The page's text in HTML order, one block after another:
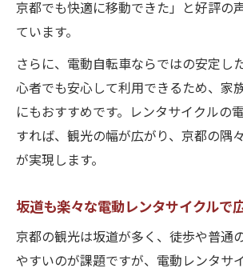
京都でも快適に移動できた」と好評の
ています。
さらに、電動自転車ならではの安定し
心者でも安心して利用できるため、家
にもおすすめです。レンタサイクルの
すれば、観光の幅が広がり、京都の隅
が実現します。
坂道も楽々な電動レンタサイクルで
京都の観光は坂道が多く、徒歩や普通
やすいのが課題ですが、電動レンタサ